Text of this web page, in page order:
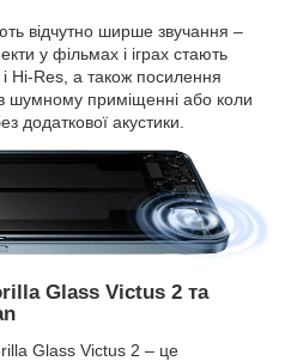
відчутно ширше звучання –
у фільмах і іграх стають
Hi-Res, а також посилення
шумному приміщенні або коли
додаткової акустики.
Glass Victus 2 та
Glass Victus 2 – це